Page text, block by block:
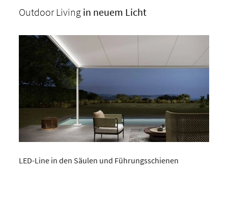
Outdoor Living in neuem Licht
LED-Line in den Säulen und Führungsschienen